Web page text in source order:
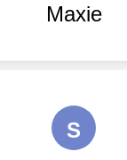
Maxie
S